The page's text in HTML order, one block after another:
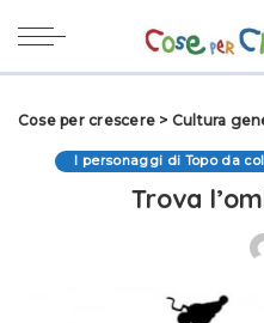
Cose per crescere > Cultura
I personaggi di Topo da
Trova